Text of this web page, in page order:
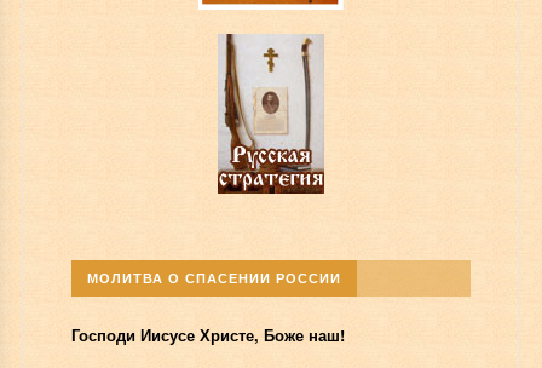
МОЛИТВА О СПАСЕНИИ РОССИИ
Господи Иисусе Христе, Боже наш!